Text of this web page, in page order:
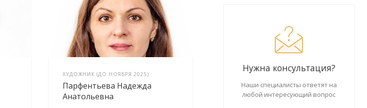
Нужна консультация?
Наши специалисты ответят на
любой интересующий вопрос
ХУДОЖНИК (ДО НОЯБРЯ 2025)
Парфентьева Надежда
Анатольевна